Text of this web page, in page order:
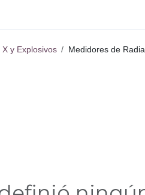
y Explosivos Medidores de